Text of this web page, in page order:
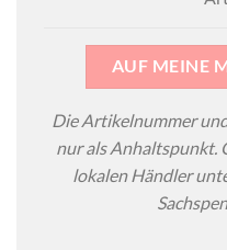
AUF MEINE
Die Artikelnummer
nur als Anhaltspunkt.
lokalen Händler